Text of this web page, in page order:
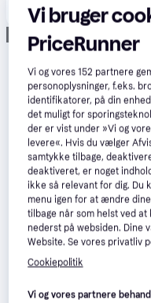
Cub Cadet Z5 152 Zero-
Annonce
Vi bruger
PriceRunner
Vi og vores152 partnere
personoplysninger, f.eks.
identifikatorer, på din
det muligt for
der er vist under »Vi og
levere«. Hvis du vælger
samtykke tilbage,
deaktiveret, er noget
ikke så relevant for dig. Du
menu igen for at ændre
tilbage når som helst ved
nederst på websiden. Dine
Website. Se vores privatliv
Cookiepolitik
Vi og vores partnere